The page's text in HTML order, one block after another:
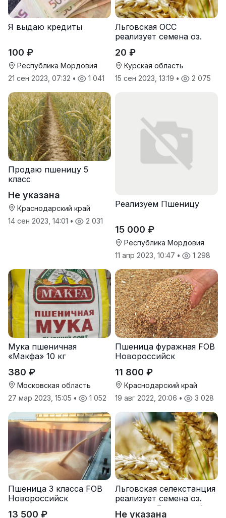
Я выдаю кредиты
100 ₽
Республика Мордовия
21 сен 2023, 07:32 • 1 041
Льговская ОСС
реализует семена оз.
20 ₽
Курская область
15 сен 2023, 13:19 • 2 075
Продаю пшеницу 5
класс
Не указана
Краснодарский край
14 сен 2023, 14:01 • 2 031
Реализуем Пшеницу
15 000 ₽
Республика Мордовия
11 апр 2023, 10:47 • 1 298
Мука пшеничная
«Макфа» 10 кг
380 ₽
Московская область
27 мар 2023, 15:05 • 1 052
Пшеница фуражная FOB
Новороссийск
11 800 ₽
Краснодарский край
19 авг 2022, 20:06 • 3 028
Пшеница 3 класса FOB
Новороссийск
13 500 ₽
Льговская селекстанция
реализует семена оз.
пшеницы Льговская4 и
Не указана